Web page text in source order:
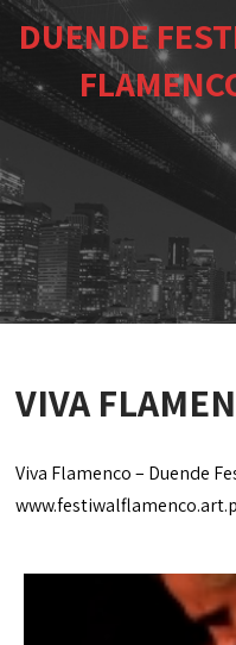
DUENDE
VIVA
Viva Flamenco – Duende